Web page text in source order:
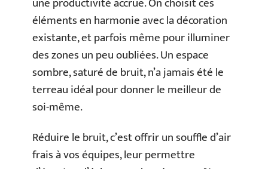
éléments en harmonie avec la décoration
existante, et parfois même pour illuminer
des zones un peu oubliées. Un espace
sombre, saturé de bruit, n’a jamais été le
terreau idéal pour donner le meilleur de
soi-même.
Réduire le bruit, c’est offrir un souffle d’air
frais à vos équipes, leur permettre